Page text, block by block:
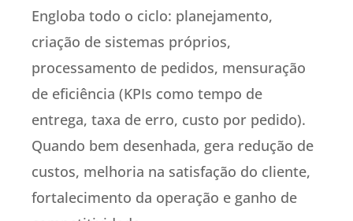
Engloba todo o ciclo: planejamento,
criação de sistemas próprios,
processamento de pedidos, mensuração
de eficiência (KPIs como tempo de
entrega, taxa de erro, custo por pedido).
Quando bem desenhada, gera redução de
custos, melhoria na satisfação do cliente,
fortalecimento da operação e ganho de